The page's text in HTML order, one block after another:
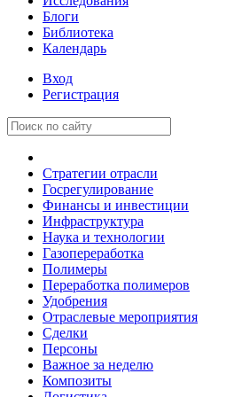
Блоги
Библиотека
Календарь
Вход
Регистрация
Стратегии отрасли
Госрегулирование
Финансы и инвестиции
Инфраструктура
Наука и технологии
Газопереработка
Полимеры
Переработка полимеров
Удобрения
Отраслевые мероприятия
Сделки
Персоны
Важное за неделю
Композиты